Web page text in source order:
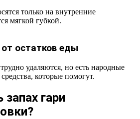
только на внутренние
мягкой губкой.
остатков еды
удаляются, но есть народные
которые помогут.
запах гари